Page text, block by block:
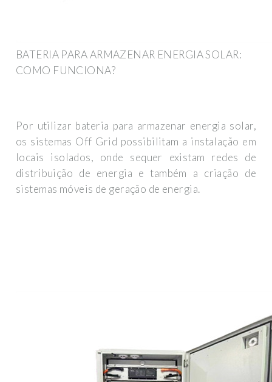
BATERIA PARA ARMAZENAR ENERGIA SOLAR:
COMO FUNCIONA?
Por utilizar bateria para armazenar energia solar,
os sistemas Off Grid possibilitam a instalação em
locais isolados, onde sequer existam redes de
distribuição de energia e também a criação de
sistemas móveis de geração de energia.